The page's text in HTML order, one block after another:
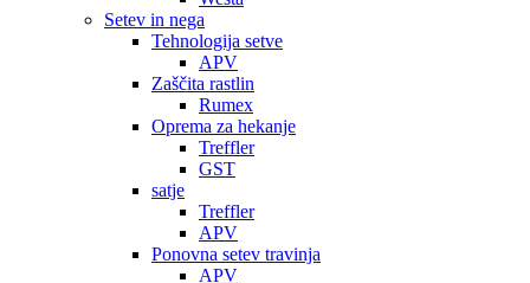
Setev in nega
Tehnologija setve
APV
Zaščita rastlin
Rumex
Oprema za hekanje
Treffler
GST
satje
Treffler
APV
Ponovna setev travinja
APV